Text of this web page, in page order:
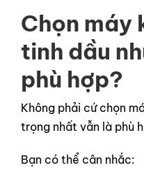
Chọn máy
tinh dầu
phù hợp?
Không phải cứ chọn
trọng nhất vẫn là phù
Bạn có thể cân nhắc: